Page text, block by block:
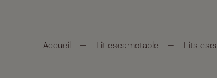
Accueil Lit escamotable Lits